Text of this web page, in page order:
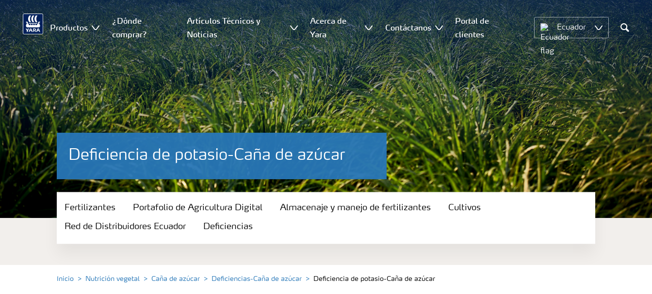
Productos
¿Dónde
comprar?
Artículos Técnicos y
Noticias
Acerca de
Yara
Contáctanos
Portal de
clientes
Ecuador
Search
Deficiencia de potasio-Caña de azúcar
Fertilizantes
Portafolio de Agricultura Digital
Fertilizantes Portafolio de Agricultura Digital Almacenaje y manejo de fertilizantes Cultivos
Red de Distribuidores Ecuador Deficiencias
Inicio Nutrición vegetal Caña de azúcar Deficiencias-Caña de azúcar Deficiencia de potasio-Caña de azúcar